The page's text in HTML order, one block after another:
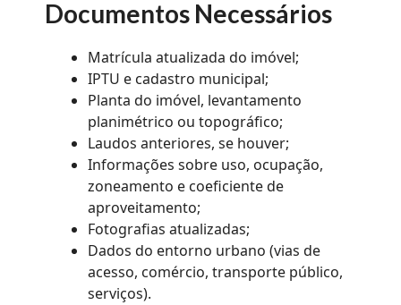
Documentos Necessários
Matrícula atualizada do imóvel;
IPTU e cadastro municipal;
Planta do imóvel, levantamento
planimétrico ou topográfico;
Laudos anteriores, se houver;
Informações sobre uso, ocupação,
zoneamento e coeficiente de
aproveitamento;
Fotografias atualizadas;
Dados do entorno urbano (vias de
acesso, comércio, transporte público,
serviços).